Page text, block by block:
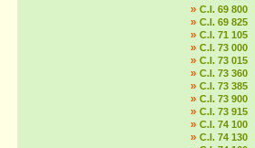
» C.I. 69 800
» C.I. 69 825
» C.I. 71 105
» C.I. 73 000
» C.I. 73 015
» C.I. 73 360
» C.I. 73 385
» C.I. 73 900
» C.I. 73 915
» C.I. 74 100
» C.I. 74 130